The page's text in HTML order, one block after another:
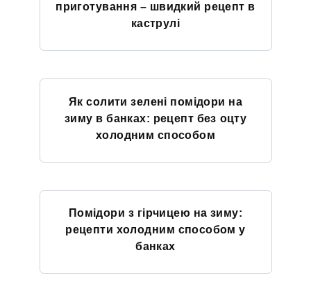
приготування – швидкий рецепт в
каструлі
Як солити зелені помідори на
зиму в банках: рецепт без оцту
холодним способом
Помідори з гірчицею на зиму:
рецепти холодним способом у
банках